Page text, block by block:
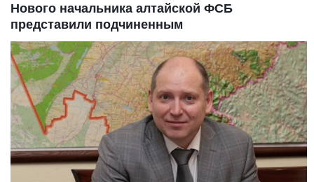
Нового начальника алтайской ФСБ
представили подчиненным